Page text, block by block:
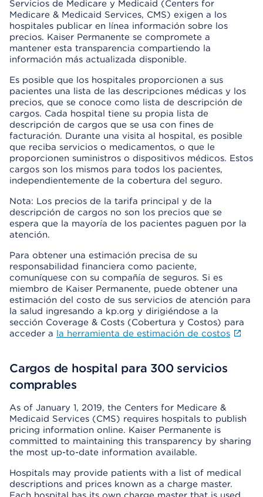
Servicios de Medicare y Medicaid (Centers for
Medicare & Medicaid Services, CMS) exigen a los
hospitales publicar en línea información sobre los
precios. Kaiser Permanente se compromete a
mantener esta transparencia compartiendo la
información más actualizada disponible.
Es posible que los hospitales proporcionen a sus
pacientes una lista de las descripciones médicas y los
precios, que se conoce como lista de descripción de
cargos. Cada hospital tiene su propia lista de
descripción de cargos que se usa con fines de
facturación. Durante una visita al hospital, es posible
que reciba servicios o medicamentos, o que le
proporcionen suministros o dispositivos médicos. Estos
cargos son los mismos para todos los pacientes,
independientemente de la cobertura del seguro.
Nota: Los precios de la tarifa principal y de la
descripción de cargos no son los precios que se
espera que la mayoría de los pacientes paguen por la
atención.
Para obtener una estimación precisa de su
responsabilidad financiera como paciente,
comuníquese con su compañía de seguros. Si es
miembro de Kaiser Permanente, puede obtener una
estimación del costo de sus servicios de atención para
la salud ingresando a kp.org y dirigiéndose a la
sección Coverage & Costs (Cobertura y Costos) para
acceder a la herramienta de estimación de costos
Cargos de hospital para 300 servicios
comprables
As of January 1, 2019, the Centers for Medicare &
Medicaid Services (CMS) requires hospitals to publish
pricing information online. Kaiser Permanente is
committed to maintaining this transparency by sharing
the most up-to-date information available.
Hospitals may provide patients with a list of medical
descriptions and prices known as a charge master.